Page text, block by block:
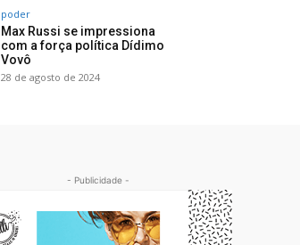
poder
Max Russi se impressiona
com a força política Dídimo
Vovô
28 de agosto de 2024
- Publicidade -